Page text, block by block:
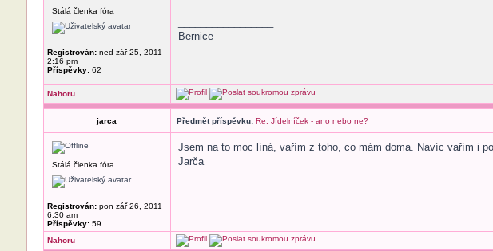
Stálá členka fóra
Registrován:ned zář 25, 2011
2:16 pm
Příspěvky:62
Bernice
Nahoru
jarca Předmět příspěvku: Re: Jídelníček - ano nebo ne?
Stálá členka fóra
Registrován:pon zář 26, 2011
6:30 am
Příspěvky:59
Jsem na to moc líná, vařím z toho, co mám doma. Navíc vařím i
Jarča
Nahoru